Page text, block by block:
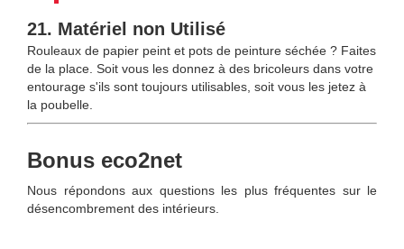
21. Matériel non Utilisé
Rouleaux de papier peint et pots de peinture séchée ? Faites
de la place. Soit vous les donnez à des bricoleurs dans votre
entourage s'ils sont toujours utilisables, soit vous les jetez à
la poubelle.
Bonus eco2net
Nous répondons aux questions les plus fréquentes sur le
désencombrement des intérieurs.